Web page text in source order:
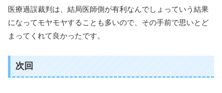
医療過誤裁判は、結局医師側が有利なんでしょっていう結果
になってモヤモヤすることも多いので、その手前で思いとど
まってくれて良かったです。
次回